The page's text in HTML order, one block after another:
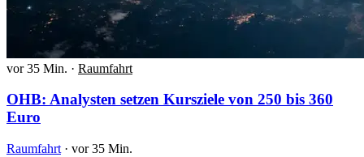
vor 35 Min. · Raumfahrt
OHB: Analysten setzen Kursziele von 250 bis 360
Euro
Raumfahrt · vor 35 Min.